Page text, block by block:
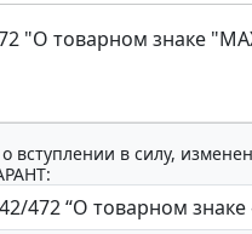
"О товарном знаке
вступлении в силу,